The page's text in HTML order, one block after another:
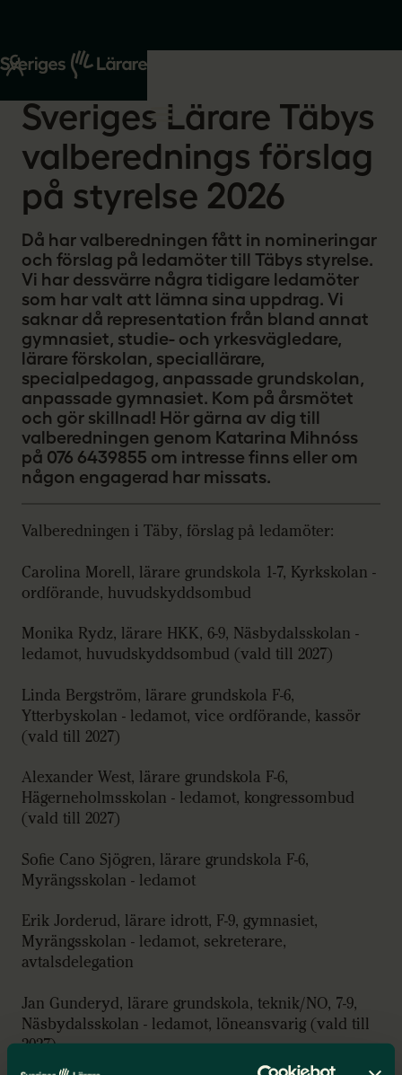
Start
Om oss
2026-01-28
Sveriges Lärare Täbys
valberednings förslag
på styrelse 2026
Då har valberedningen fått in nomineringar
och förslag på ledamöter till Täbys styrelse.
Vi har dessvärre några tidigare ledamöter
som har valt att lämna sina uppdrag. Vi
saknar då representation från bland annat
gymnasiet, studie- och yrkesvägledare,
lärare förskolan, speciallärare,
specialpedagog, anpassade grundskolan,
anpassade gymnasiet. Kom på årsmötet
och gör skillnad! Hör gärna av dig till
valberedningen genom Katarina Mihnóss
på 076 6439855 om intresse finns eller om
någon engagerad har missats.
Valberedningen i Täby, förslag på ledamöter:
Carolina Morell, lärare grundskola 1-7, Kyrkskolan -
ordförande, huvudskyddsombud
Monika Rydz, lärare HKK, 6-9, Näsbydalsskolan -
ledamot, huvudskyddsombud (vald till 2027)
Linda Bergström, lärare grundskola F-6,
Ytterbyskolan - ledamot, vice ordförande, kassör
(vald till 2027)
Alexander West, lärare grundskola F-6,
Hägerneholmsskolan - ledamot, kongressombud
(vald till 2027)
Sofie Cano Sjögren, lärare grundskola F-6,
Myrängsskolan - ledamot
Erik Jorderud, lärare idrott, F-9, gymnasiet,
Myrängsskolan - ledamot, sekreterare,
avtalsdelegation
Jan Gunderyd, lärare grundskola, teknik/NO, 7-9,
Näsbydalsskolan - ledamot, löneansvarig (vald till
2027)